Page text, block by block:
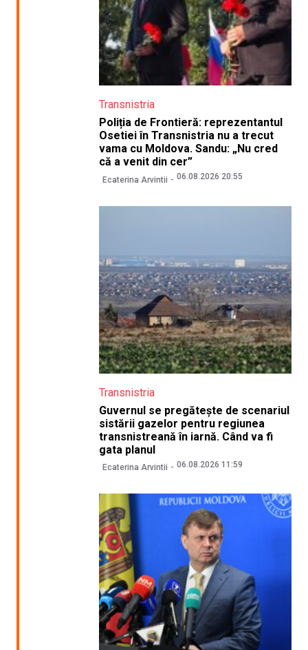
Transnistria
Poliția de Frontieră: reprezentantul
Osetiei în Transnistria nu a trecut
vama cu Moldova. Sandu: „Nu cred
că a venit din cer”
Ecaterina Arvintii 06.08.2026 20:55
Transnistria
Guvernul se pregătește de scenariul
sistării gazelor pentru regiunea
transnistreană în iarnă. Când va fi
gata planul
Ecaterina Arvintii 06.08.2026 11:59